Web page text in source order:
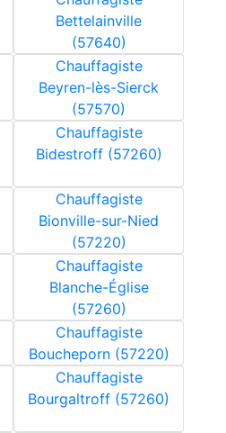
Bettelainville
(57640)
Chauffagiste
Beyren-lès-Sierck
(57570)
Chauffagiste
Bidestroff (57260)
Chauffagiste
Bionville-sur-Nied
(57220)
Chauffagiste
Blanche-Église
(57260)
Chauffagiste
Boucheporn (57220)
Chauffagiste
Bourgaltroff (57260)